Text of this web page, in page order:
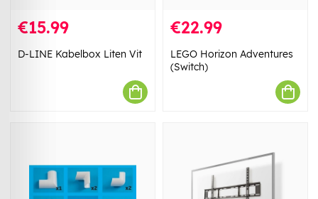
€15.99
D-LINE Kabelbox Liten Vit
€22.99
LEGO Horizon Adventures
(Switch)